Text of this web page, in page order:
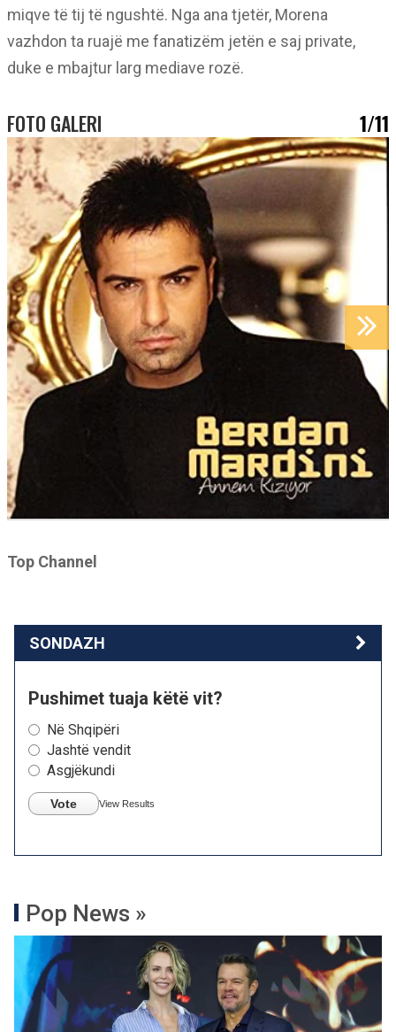
miqve të tij të ngushtë. Nga ana tjetër, Morena
vazhdon ta ruajë me fanatizëm jetën e saj private,
duke e mbajtur larg mediave rozë.
FOTO GALERI 1/11
Top Channel
SONDAZH
Pushimet tuaja këtë vit?
Në Shqipëri
Jashtë vendit
Asgjëkundi
Vote View Results
Pop News »